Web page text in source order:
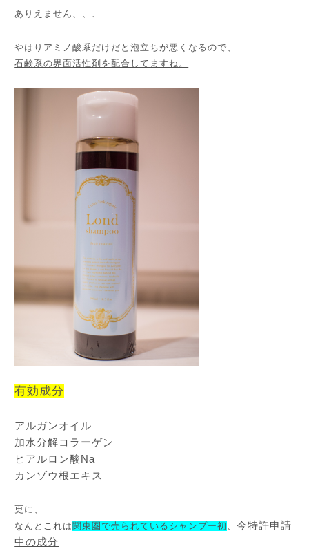
ありえません、、、
やはりアミノ酸系だけだと泡立ちが悪くなるので、
石鹸系の界面活性剤を配合してますね。
有効成分
アルガンオイル
加水分解コラーゲン
ヒアルロン酸Na
カンゾウ根エキス
更に、
なんとこれは 関東圏で売られているシャンプー初 、今特許申請
中の成分